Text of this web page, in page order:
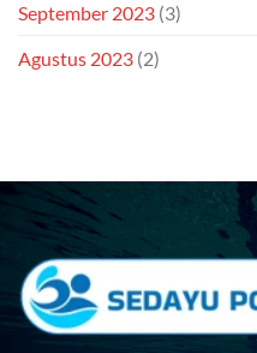
September 2023 (3)
Agustus 2023 (2)